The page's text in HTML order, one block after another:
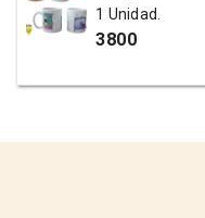
1 Unidad.
3800